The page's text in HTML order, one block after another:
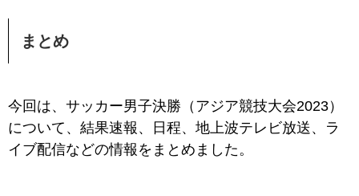
まとめ
今回は、サッカー男子決勝 （アジア競技大会2023）
について、結果速報、日程、地上波テレビ放送、ラ
イブ配信などの情報をまとめました。